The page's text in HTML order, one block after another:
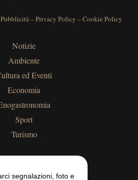
Pubblicità–Privacy Policy –Cookie Policy
Notizie
Ambiente
ed Eventi
Economia
Sport
Turismo
segnalazioni, foto e